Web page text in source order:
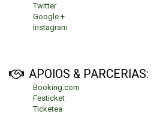
Twitter
Google +
Instagram
APOIOS & PARCERIAS:
Booking.com
Festicket
Ticketea